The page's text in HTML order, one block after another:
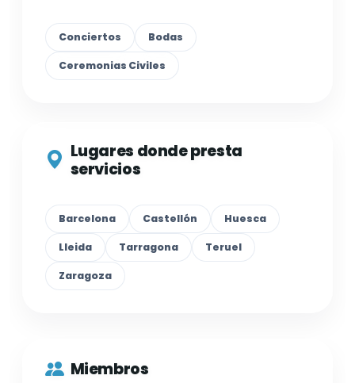
Conciertos Bodas
Ceremonias Civiles
Lugares donde presta
servicios
Barcelona Castellón Huesca
Lleida Tarragona Teruel
Zaragoza
Miembros